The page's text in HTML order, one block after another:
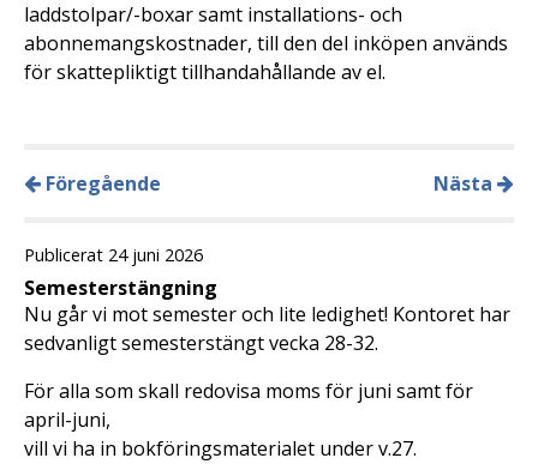
laddstolpar/-boxar samt installations- och
abonnemangskostnader, till den del inköpen används
för skattepliktigt tillhandahållande av el.
Föregående Nästa
Publicerat 24 juni 2026
Semesterstängning
Nu går vi mot semester och lite ledighet! Kontoret har
sedvanligt semesterstängt vecka 28-32.
För alla som skall redovisa moms för juni samt för
april-juni,
vill vi ha in bokföringsmaterialet under v.27.